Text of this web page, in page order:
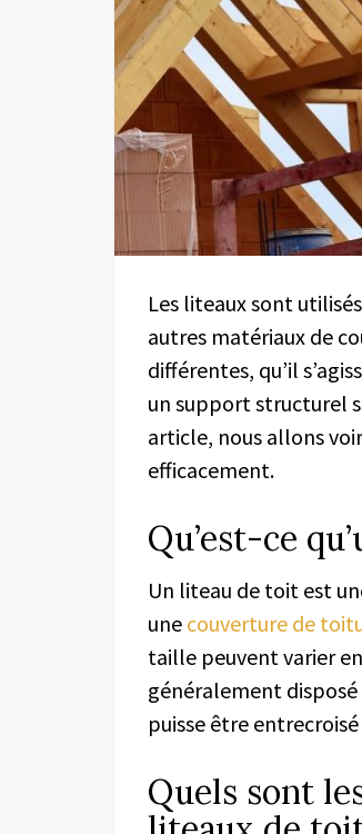
Les liteaux sont
autres matériaux de
différentes, qu’il
un support structurel
article, nous allons
efficacement.
Qu’est-ce
Un liteau de toit est
une couverture de toit
taille peuvent varier
généralement
puisse être
Quels sont